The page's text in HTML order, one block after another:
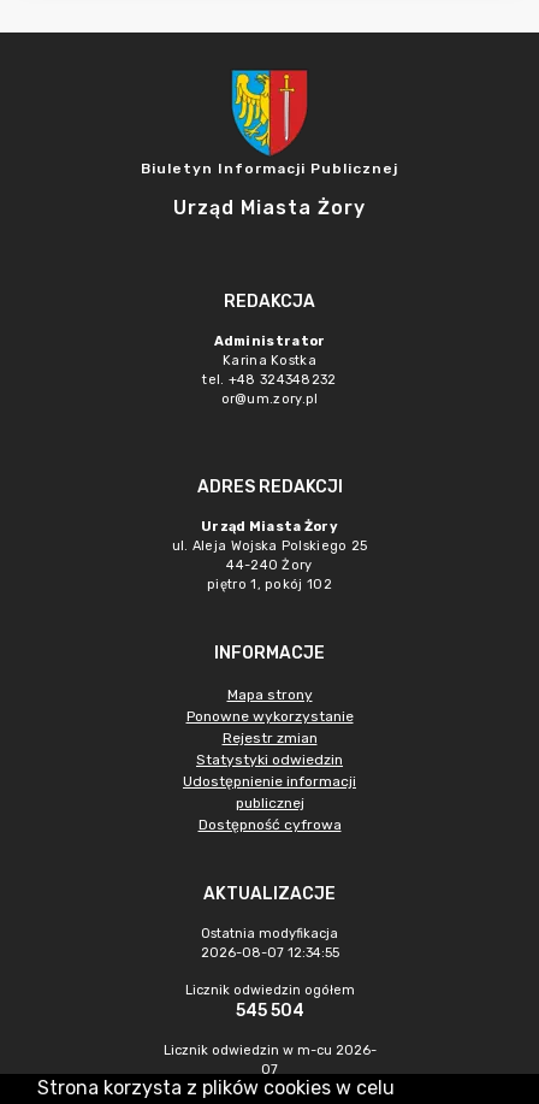
Biuletyn Informacji Publicznej
Urząd Miasta Żory
REDAKCJA
Administrator
Karina Kostka
tel. +48 324348232
or@um.zory.pl
ADRES REDAKCJI
Urząd Miasta Żory
ul. Aleja Wojska Polskiego 25
44-240 Żory
piętro 1, pokój 102
INFORMACJE
Mapa strony
Ponowne wykorzystanie
Rejestr zmian
Statystyki odwiedzin
Udostępnienie informacji
publicznej
Dostępność cyfrowa
AKTUALIZACJE
Ostatnia modyfikacja
2026-08-07 12:34:55
Licznik odwiedzin ogółem
545 504
Licznik odwiedzin w m-cu 2026-
07
1 520
Strona korzysta z plików cookies w celu